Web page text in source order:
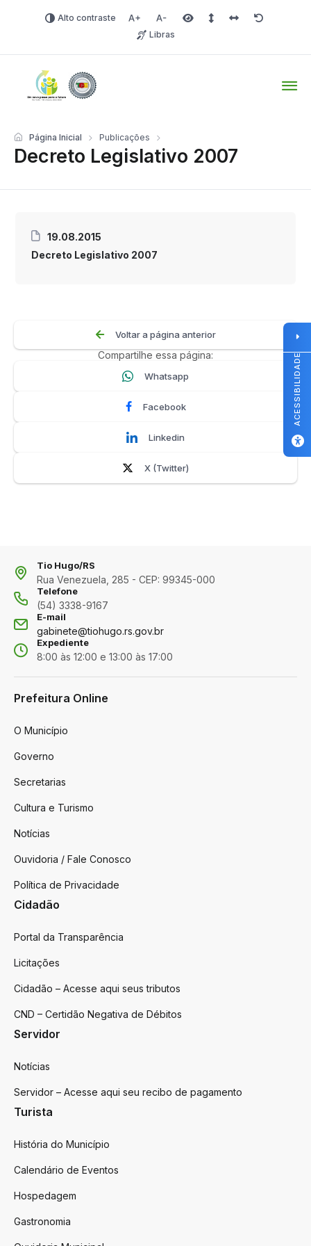
Alto contraste Aumentar fonte
Diminuir fonteÁrea selecionada
Espaçamento de linha
Espaço dos
Redefinir
Libras
Decreto Legislativo 2007
Página Inicial Publicações
19.08.2015
Decreto Legislativo 2007
Voltar a página anterior
Compartilhe essa página:
Whatsapp
Facebook
Linkedin
X (Twitter)
Tio Hugo/RS
Rua Venezuela, 285 - CEP: 99345-000
Telefone
(54) 3338-9167
E-mail
gabinete@tiohugo.rs.gov.br
Expediente
8:00 às 12:00 e 13:00 às 17:00
Prefeitura Online
O Município
Governo
Secretarias
Cultura e Turismo
Notícias
Ouvidoria / Fale Conosco
Política de Privacidade
Cidadão
Portal da Transparência
Licitações
Cidadão – Acesse aqui seus tributos
CND – Certidão Negativa de Débitos
Servidor
Notícias
Servidor – Acesse aqui seu recibo de pagamento
Turista
História do Município
Calendário de Eventos
Hospedagem
Gastronomia
ACESSIBILIDADE